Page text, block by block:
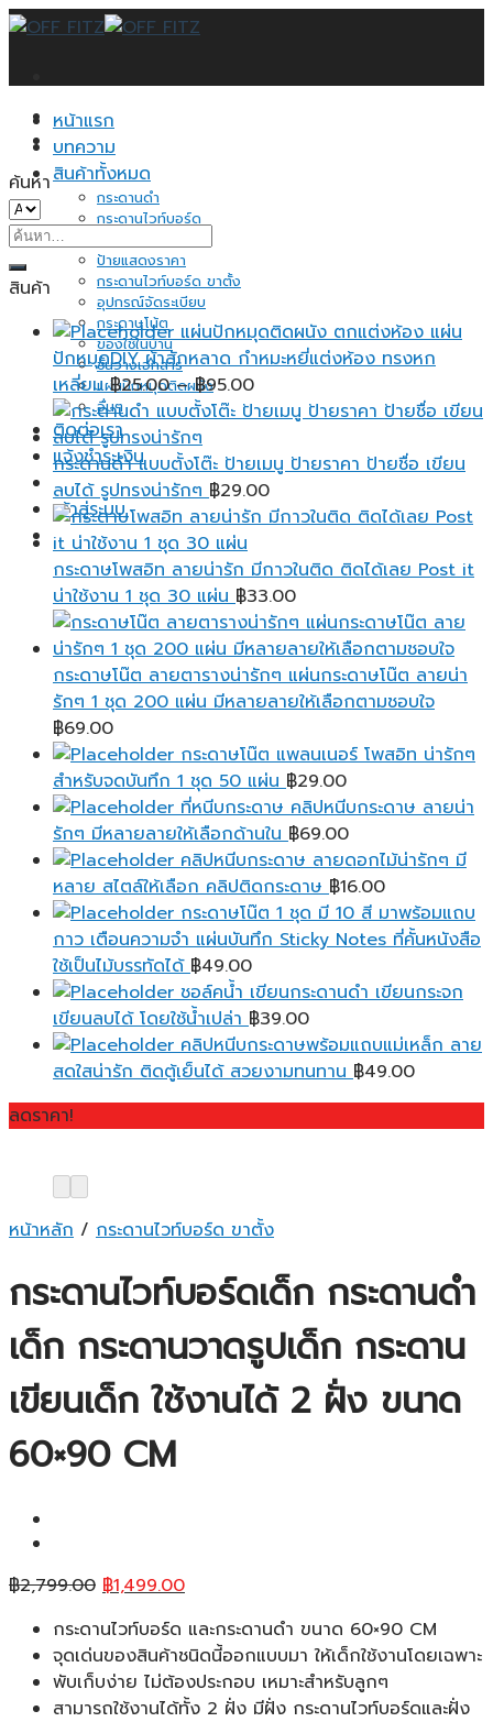
Skip
หน้าแรก
บทความ
สินค้าทั้งหมด
กระดานดำ
กระดานไวท์บอร์ด
ป้ายแสดงราคา
กระดานไวท์บอร์ด ขาตั้ง
อุปกรณ์จัดระเบียบ
กระดาษโน้ต
ของใช้ในบ้าน
ชั้นวางเอกสาร
แผ่นปักหมุดติดผนัง
อื่นๆ
ติดต่อเรา
แจ้งชำระเงิน
เข้าสู่ระบบ
ค้นหา
ค้นหา:
สินค้า
แผ่นปักหมุดติดผนัง ตกแต่งห้อง แผ่น
ปักหมุดDIY ผ้าสักหลาด กำหมะหยี่แต่งห้อง ทรงหก
เหลี่ยม ฿25.00 – ฿95.00Price
range:
through
฿95.00
กระดานดำ แบบตั้งโต๊ะ ป้ายเมนู ป้ายราคา ป้ายชื่อ เขียน
ลบได้ รูปทรงน่ารักๆ ฿29.00
กระดาษโพสอิท ลายน่ารัก มีกาวในติด ติดได้เลย Post it
น่าใช้งาน 1 ชุด 30 แผ่น ฿33.00
กระดาษโน๊ต ลายตารางน่ารักๆ แผ่นกระดาษโน๊ต ลายน่า
รักๆ 1 ชุด 200 แผ่น มีหลายลายให้เลือกตามชอบใจ
฿69.00
กระดาษโน๊ต แพลนเนอร์ โพสอิท น่ารักๆ
สำหรับจดบันทึก 1 ชุด 50 แผ่น ฿29.00
ที่หนีบกระดาษ คลิปหนีบกระดาษ ลายน่า
รักๆ มีหลายลายให้เลือกด้านใน ฿69.00
คลิปหนีบกระดาษ ลายดอกไม้น่ารักๆ มี
หลาย สไตล์ให้เลือก คลิปติดกระดาษ ฿16.00
กระดาษโน๊ต 1 ชุด มี 10 สี มาพร้อมแถบ
กาว เตือนความจํา แผ่นบันทึก Sticky Notes ที่คั้นหนังสือ
ใช้เป็นไม้บรรทัดได้ ฿49.00
ชอล์คน้ำ เขียนกระดานดำ เขียนกระจก
เขียนลบได้ โดยใช้น้ำเปล่า ฿39.00
คลิปหนีบกระดาษพร้อมแถบแม่เหล็ก ลาย
สดใสน่ารัก ติดตู้เย็นได้ สวยงามทนทาน ฿49.00
ลดราคา!
หน้าหลัก / กระดานไวท์บอร์ด ขาตั้ง
กระดานไวท์บอร์ดเด็ก กระดานดำ
เด็ก กระดานวาดรูปเด็ก กระดาน
เขียนเด็ก ใช้งานได้ 2 ฝั่ง ขนาด
60×90 CM
฿2,799.00 Original
was:
฿2,799.00.
฿1,499.00Current
is:
฿1,499.00.
กระดานไวท์บอร์ด และกระดานดำ ขนาด 60×90 CM
จุดเด่นของสินค้าชนิดนี้ออกแบบมา ให้เด็กใช้งานโดยเฉพาะ
พับเก็บง่าย ไม่ต้องประกอบ เหมาะสำหรับลูกๆ
สามารถใช้งานได้ทั้ง 2 ฝั่ง มีฝั่ง กระดานไวท์บอร์ดและฝั่ง